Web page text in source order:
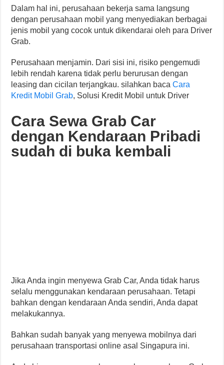
Dalam hal ini, perusahaan bekerja sama langsung
dengan perusahaan mobil yang menyediakan berbagai
jenis mobil yang cocok untuk dikendarai oleh para Driver
Grab.
Perusahaan menjamin. Dari sisi ini, risiko pengemudi
lebih rendah karena tidak perlu berurusan dengan
leasing dan cicilan terjangkau. silahkan bacaCara
Kredit Mobil Grab, Solusi Kredit Mobil untuk Driver
Cara Sewa Grab Car
dengan Kendaraan Pribadi
sudah di buka kembali
Jika Anda ingin menyewa Grab Car, Anda tidak harus
selalu menggunakan kendaraan perusahaan. Tetapi
bahkan dengan kendaraan Anda sendiri, Anda dapat
melakukannya.
Bahkan sudah banyak yang menyewa mobilnya dari
perusahaan transportasi online asal Singapura ini.